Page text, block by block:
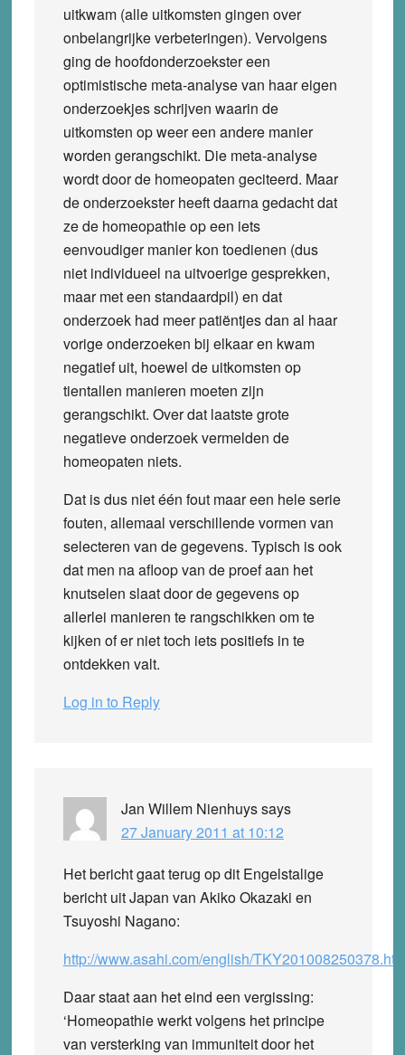
uitkwam (alle uitkomsten gingen over
onbelangrijke verbeteringen). Vervolgens
ging de hoofdonderzoekster een
optimistische meta-analyse van haar eigen
onderzoekjes schrijven waarin de
uitkomsten op weer een andere manier
worden gerangschikt. Die meta-analyse
wordt door de homeopaten geciteerd. Maar
de onderzoekster heeft daarna gedacht dat
ze de homeopathie op een iets
eenvoudiger manier kon toedienen (dus
niet individueel na uitvoerige gesprekken,
maar met een standaardpil) en dat
onderzoek had meer patiëntjes dan al haar
vorige onderzoeken bij elkaar en kwam
negatief uit, hoewel de uitkomsten op
tientallen manieren moeten zijn
gerangschikt. Over dat laatste grote
negatieve onderzoek vermelden de
homeopaten niets.
Dat is dus niet één fout maar een hele serie
fouten, allemaal verschillende vormen van
selecteren van de gegevens. Typisch is ook
dat men na afloop van de proef aan het
knutselen slaat door de gegevens op
allerlei manieren te rangschikken om te
kijken of er niet toch iets positiefs in te
ontdekken valt.
Log in to Reply
Jan Willem Nienhuyssays
27 January 2011 at 10:12
Het bericht gaat terug op dit Engelstalige
bericht uit Japan van Akiko Okazaki en
Tsuyoshi Nagano:
http://www.asahi.com/english/
Daar staat aan het eind een vergissing:
‘Homeopathie werkt volgens het principe
van versterking van immuniteit door het